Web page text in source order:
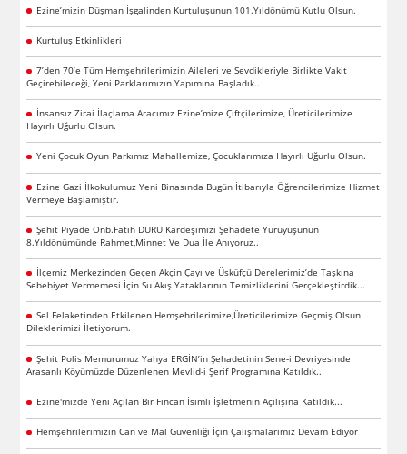
Ezine’mizin Düşman İşgalinden Kurtuluşunun 101.Yıldönümü Kutlu Olsun.
Kurtuluş Etkinlikleri
7’den 70’e Tüm Hemşehrilerimizin Aileleri ve Sevdikleriyle Birlikte Vakit
Geçirebileceği, Yeni Parklarımızın Yapımına Başladık..
İnsansız Zirai İlaçlama Aracımız Ezine’mize Çiftçilerimize, Üreticilerimize
Hayırlı Uğurlu Olsun.
Yeni Çocuk Oyun Parkımız Mahallemize, Çocuklarımıza Hayırlı Uğurlu Olsun.
Ezine Gazi İlkokulumuz Yeni Binasında Bugün İtibarıyla Öğrencilerimize Hizmet
Vermeye Başlamıştır.
Şehit Piyade Onb.Fatih DURU Kardeşimizi Şehadete Yürüyüşünün
8.Yıldönümünde Rahmet,Minnet Ve Dua İle Anıyoruz..
İlçemiz Merkezinden Geçen Akçin Çayı ve Üsküfçü Derelerimiz’de Taşkına
Sebebiyet Vermemesi İçin Su Akış Yataklarının Temizliklerini Gerçekleştirdik...
Sel Felaketinden Etkilenen Hemşehrilerimize,Üreticilerimize Geçmiş Olsun
Dileklerimizi İletiyorum.
Şehit Polis Memurumuz Yahya ERGİN’in Şehadetinin Sene-i Devriyesinde
Arasanlı Köyümüzde Düzenlenen Mevlid-i Şerif Programına Katıldık..
Ezine'mizde Yeni Açılan Bir Fincan İsimli İşletmenin Açılışına Katıldık...
Hemşehrilerimizin Can ve Mal Güvenliği İçin Çalışmalarımız Devam Ediyor